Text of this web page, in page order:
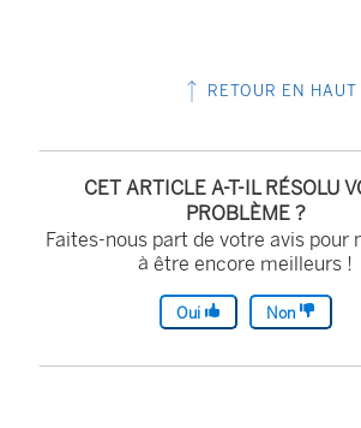
RETOUR EN HAUT
CET ARTICLE A-T-IL RÉSOLU
PROBLÈME ?
Faites-nous part de votre avis pour
à être encore meilleurs !
Oui Non